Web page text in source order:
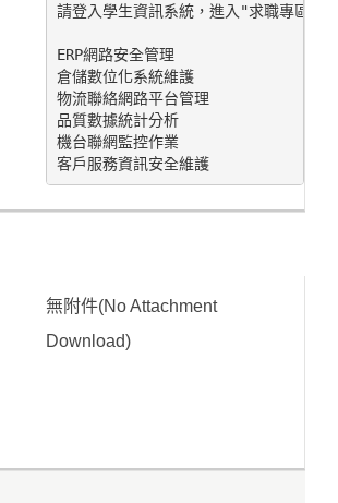
請登入學生資訊系統，進入"求職專區->
ERP網路安全管理
倉儲數位化系統維護
物流聯絡網路平台管理
品質數據統計分析
機台聯網監控作業
客戶服務資訊安全維護
無附件(No Attachment
Download)